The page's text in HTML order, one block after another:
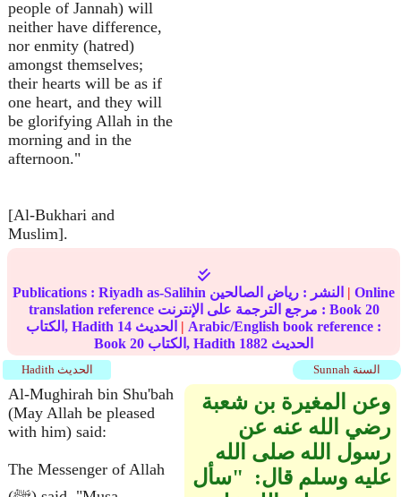
people of Jannah) will
neither have difference,
nor enmity (hatred)
amongst themselves;
their hearts will be as if
one heart, and they will
be glorifying Allah in the
morning and in the
afternoon."
[Al-Bukhari and
Muslim].
Publications : Riyadh as-Salihin النشر : رياض الصالحين | Online
translation reference مرجع الترجمة على الإنترنت : Book 20
الكتاب, Hadith 14 | Arabic/English book reference :
Book 20 الكتاب, Hadith 1882 الحديث
Sunnah السنة Hadith الحديث
Al-Mughirah bin Shu'bah
(May Allah be pleased
with him) said:
The Messenger of Allah
وعن المغيرة بن شعبة
رضي الله عنه عن
رسول الله صلى الله
عليه وسلم قال‏:‏ ‏ "‏سأل